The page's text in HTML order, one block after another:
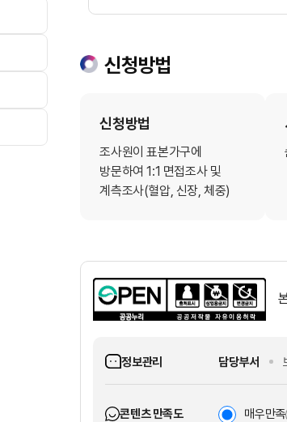
신청방법
신청방법
조사원이 표본가구에
방문하여 1:1 면접조사 및
계측조사(혈압, 신장, 체중)
정보관리 담당부서
콘텐츠 만족도 매우만족